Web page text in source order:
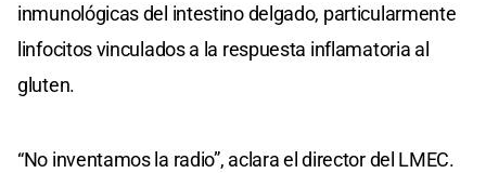
inmunológicas del intestino delgado, particularmente
linfocitos vinculados a la respuesta inflamatoria al
gluten.
“No inventamos la radio”, aclara el director del LMEC.